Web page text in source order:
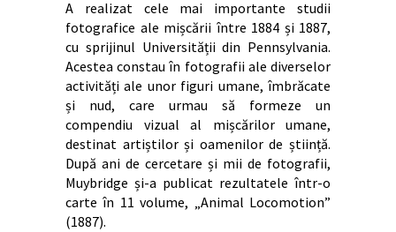
A realizat cele mai importante studii
fotografice ale mișcării între 1884 și 1887,
cu sprijinul Universității din Pennsylvania.
Acestea constau în fotografii ale diverselor
activități ale unor figuri umane, îmbrăcate
și nud, care urmau să formeze un
compendiu vizual al mișcărilor umane,
destinat artiștilor și oamenilor de știință.
După ani de cercetare și mii de fotografii,
Muybridge și-a publicat rezultatele într-o
carte în 11 volume, „Animal Locomotion”
(1887).